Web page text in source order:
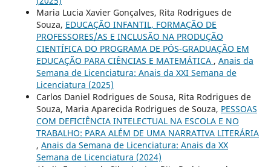
Maria Lucia Xavier Gonçalves, Rita Rodrigues de
Souza, EDUCAÇÃO INFANTIL, FORMAÇÃO DE
PROFESSORES/AS E INCLUSÃO NA PRODUÇÃO
CIENTÍFICA DO PROGRAMA DE PÓS-GRADUAÇÃO EM
EDUCAÇÃO PARA CIÊNCIAS E MATEMÁTICA , Anais da
Semana de Licenciatura: Anais da XXI Semana de
Licenciatura (2025)
Carlos Daniel Rodrigues de Sousa, Rita Rodrigues de
Souza, Maria Aparecida Rodrigues de Souza, PESSOAS
COM DEFICIÊNCIA INTELECTUAL NA ESCOLA E NO
TRABALHO: PARA ALÉM DE UMA NARRATIVA LITERÁRIA
, Anais da Semana de Licenciatura: Anais da XX
Semana de Licenciatura (2024)